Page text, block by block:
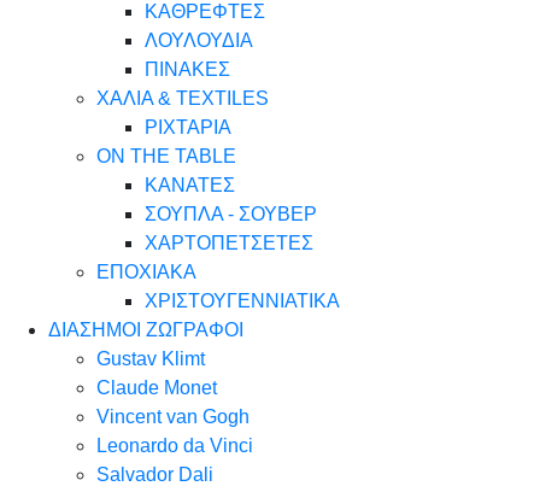
ΚΑΘΡΕΦΤΕΣ
ΛΟΥΛΟΥΔΙΑ
ΠΙΝΑΚΕΣ
ΧΑΛΙΑ & TEXTILES
ΡΙΧΤΑΡΙΑ
ON THE TABLE
ΚΑΝΑΤΕΣ
ΣΟΥΠΛΑ - ΣΟΥΒΕΡ
ΧΑΡΤΟΠΕΤΣΕΤΕΣ
ΕΠΟΧΙΑΚΑ
ΧΡΙΣΤΟΥΓΕΝΝΙΑΤΙΚΑ
ΔΙΑΣΗΜΟΙ ΖΩΓΡΑΦΟΙ
Gustav Klimt
Claude Monet
Vincent van Gogh
Leonardo da Vinci
Salvador Dali